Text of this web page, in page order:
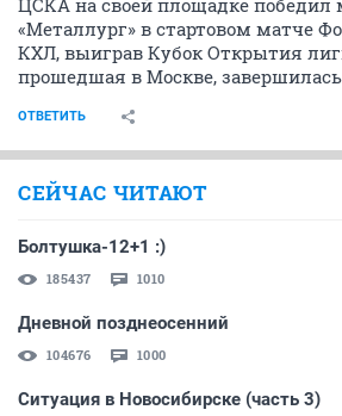
«Металлург» в стартовом матче
КХЛ, выиграв Кубок Открытия
прошедшая в Москве, завершилась
ОТВЕТИТЬ
СЕЙЧАС ЧИТАЮТ
Болтушка-12+1 :)
185437 1010
Дневной позднеосенний
104676 1000
Ситуация в Новосибирске (часть 3)